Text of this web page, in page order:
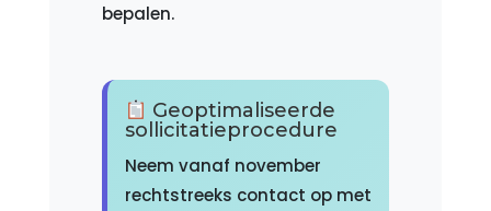
bepalen.
Geoptimaliseerde
sollicitatieprocedure
Neem vanaf november
rechtstreeks contact op met